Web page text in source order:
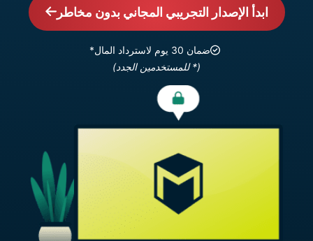
ابدأ الإصدار التجريبي المجاني بدون مخاطر
ضمان 30 يوم لاسترداد المال*
(* للمستخدمين الجدد)